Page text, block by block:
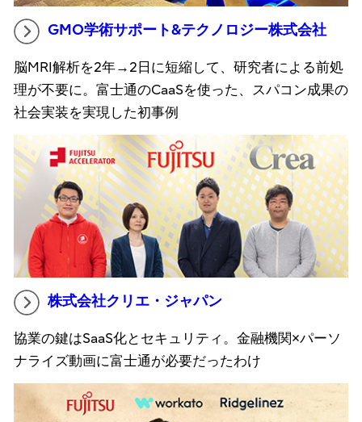
GMO学術サポート&テクノロジー株式会社
脳MRI解析を2年→2日に短縮して、研究者による前処
理が不要に。富士通のCaaSを使った、スパコン成果の
社会実装を実現した初事例
株式会社クリエ・ジャパン
協業の鍵はSaaS化とセキュリティ。金融機関×パーソ
ナライズ動画に富士通が必要だったわけ